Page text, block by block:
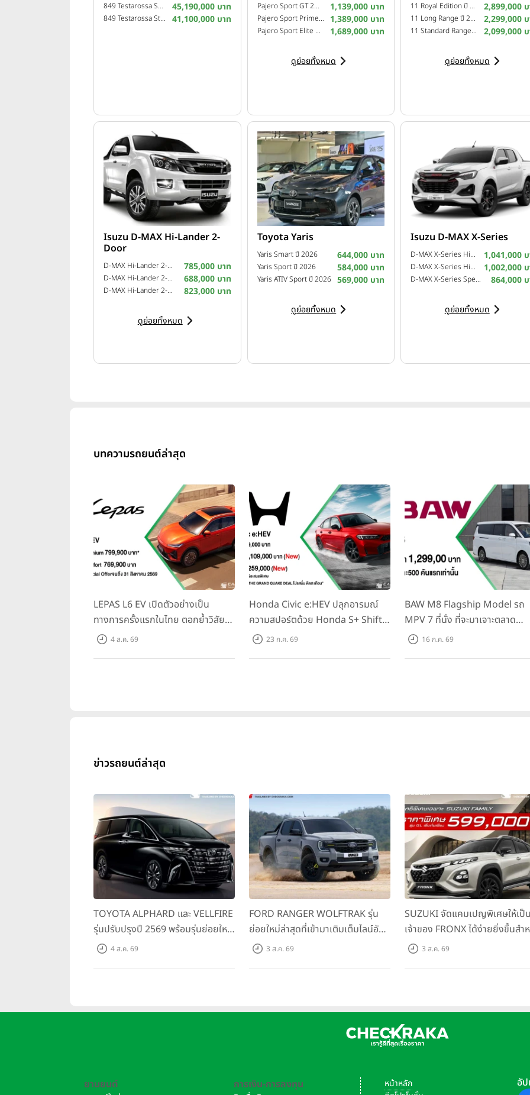
แข็งแกร่ง หลังการเปิดตัว XPENG X9 และ BMW iX3 รุ่นใหม่ ขณะที่รถยนต์ไฟฟ้าในกลุ่ม Premium
และรถยนต์ไฟฟ้ารุ่นต่างๆ ภายในกลุ่ม ได้รับการตอบรับที่โดดเด่นจากผู้บริโภค และสร้างยอดจองในระดับสู
ระดับพรีเมียมที่เติบโตอย่างมีนัยสำคัญ ส่งผลให้ยอดจองค้าง (Backorder) ของบริษัทฯ อยู่ในระดับสูงกว่า
เติบโตตั้งแต่ไตรมาส 2 และต่อเนื่องตลอดครึ่งปีหลัง
849 Testarossa Spider ปี 2025 45,190,000 บาท
849 Testarossa Standard ปี 2025 41,100,000 บาท
Pajero Sport GT 2WD ปี 2025 1,139,000 บาท
Pajero Sport Prime 2WD ปี 2025 1,389,000 บาท
Pajero Sport Elite Edition 4WD ปี 2024 1,689,000 บาท
ดูย่อยทั้งหมด
11 Royal Edition ปี 2025 2,899,000
11 Long Range ปี 2024 2,299,000
11 Standard Range ปี 2024 2,099,000
ดูย่อยทั้งหมด
Isuzu D-MAX Hi-Lander 2-
Door
D-MAX Hi-Lander 2-Door 2.5 Z VGS Turbo ฉลอง 99 ปี อีซูซุ ปี 2015 785,000 บาท
D-MAX Hi-Lander 2-Door 2.5 L ปี 2011 688,000 บาท
D-MAX Hi-Lander 2-Door 3.0 Z-Prestige VGS Turbo ปี 2013 823,000 บาท
ดูย่อยทั้งหมด
Toyota Yaris
Yaris Smart ปี 2026 644,000 บาท
Yaris Sport ปี 2026 584,000 บาท
Yaris ATIV Sport ปี 2026 569,000 บาท
ดูย่อยทั้งหมด
Isuzu D-MAX X-Series
D-MAX X-Series Hi-Lander 4-Door 2.2 Ddi Z A/T ปี 2025 1,041,000
D-MAX X-Series Hi-Lander 4-Door 2.2 Ddi Z M/T ปี 2025 1,002,000
D-MAX X-Series Speed 4-Door 2.2 Ddi L M/T ปี 2025 864,000
ดูย่อยทั้งหมด
บทความรถยนต์ล่าสุด
LEPAS L6 EV เปิดตัวอย่างเป็น
ทางการครั้งแรกในไทย ตอกย้ำวิสัย
ทัศน์ “Drive Your Elegance” มา
4 ส.ค. 69
Honda Civic e:HEV ปลุกอารมณ์
ความสปอร์ตด้วย Honda S+ Shift
ครั้งแรกในไทย! พร้อมเพิ่ม Blind
23 ก.ค. 69
BAW M8 Flagship Model รถ
MPV 7 ที่นั่ง ที่จะมาเจาะตลาด
ครอบครัวและองค์กรยุคใหม่ เปิด
16 ก.ค. 69
ข่าวรถยนต์ล่าสุด
TOYOTA ALPHARD และ VELLFIRE
รุ่นปรับปรุงปี 2569 พร้อมรุ่นย่อยใหม่
HEV SMART ราคาเริ่มต้น 3.59 ลบ.
4 ส.ค. 69
FORD RANGER WOLFTRAK รุ่น
ย่อยใหม่ล่าสุดที่เข้ามาเติมเต็มไลน์อัป
พร้อมตอบโจทย์ทุกการผจญภัยด้วย
3 ส.ค. 69
SUZUKI จัดแคมเปญพิเศษให้เป็
เจ้าของ FRONX ได้ง่ายยิ่งขึ้นสำ
รุ่น GL ราคาพิเศษเริ่มต้น 5.99 แ
3 ส.ค. 69
ยานยนต์ การเงิน-การลงทุน
หน้าหลัก
อั